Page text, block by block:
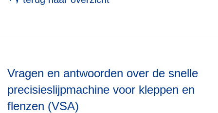
Vragen en antwoorden over de snelle
precisieslijpmachine voor kleppen en
flenzen (VSA)